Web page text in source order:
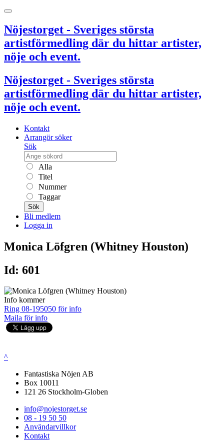
Nöjestorget - Sveriges största
artistförmedling där du hittar artister,
nöje och event.
Nöjestorget - Sveriges största
artistförmedling där du hittar artister,
nöje och event.
Kontakt
Arrangör söker
Sök
Alla
Titel
Nummer
Taggar
Sök
Bli medlem
Logga in
Monica Löfgren (Whitney Houston)
Id: 601
Info kommer
Ring 08-195050 för info
Maila för info
^
Fantastiska Nöjen AB
Box 10011
121 26 Stockholm-Globen
info@nojestorget.se
08 - 19 50 50
Användarvillkor
Kontakt